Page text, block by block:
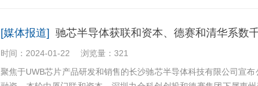
[媒体报道] 驰芯半导体获联和资本、德赛和清华系数
时间：2024-01-22
浏览量：321
聚焦于UWB芯片产品研发和销售的长沙驰芯半导体科技有限公司宣